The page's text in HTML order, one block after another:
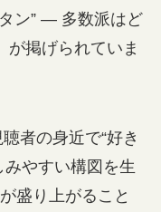
ン” — 多数派はど
が掲げられていま
者の身近で“好き
やすい構図を生
盛り上がること